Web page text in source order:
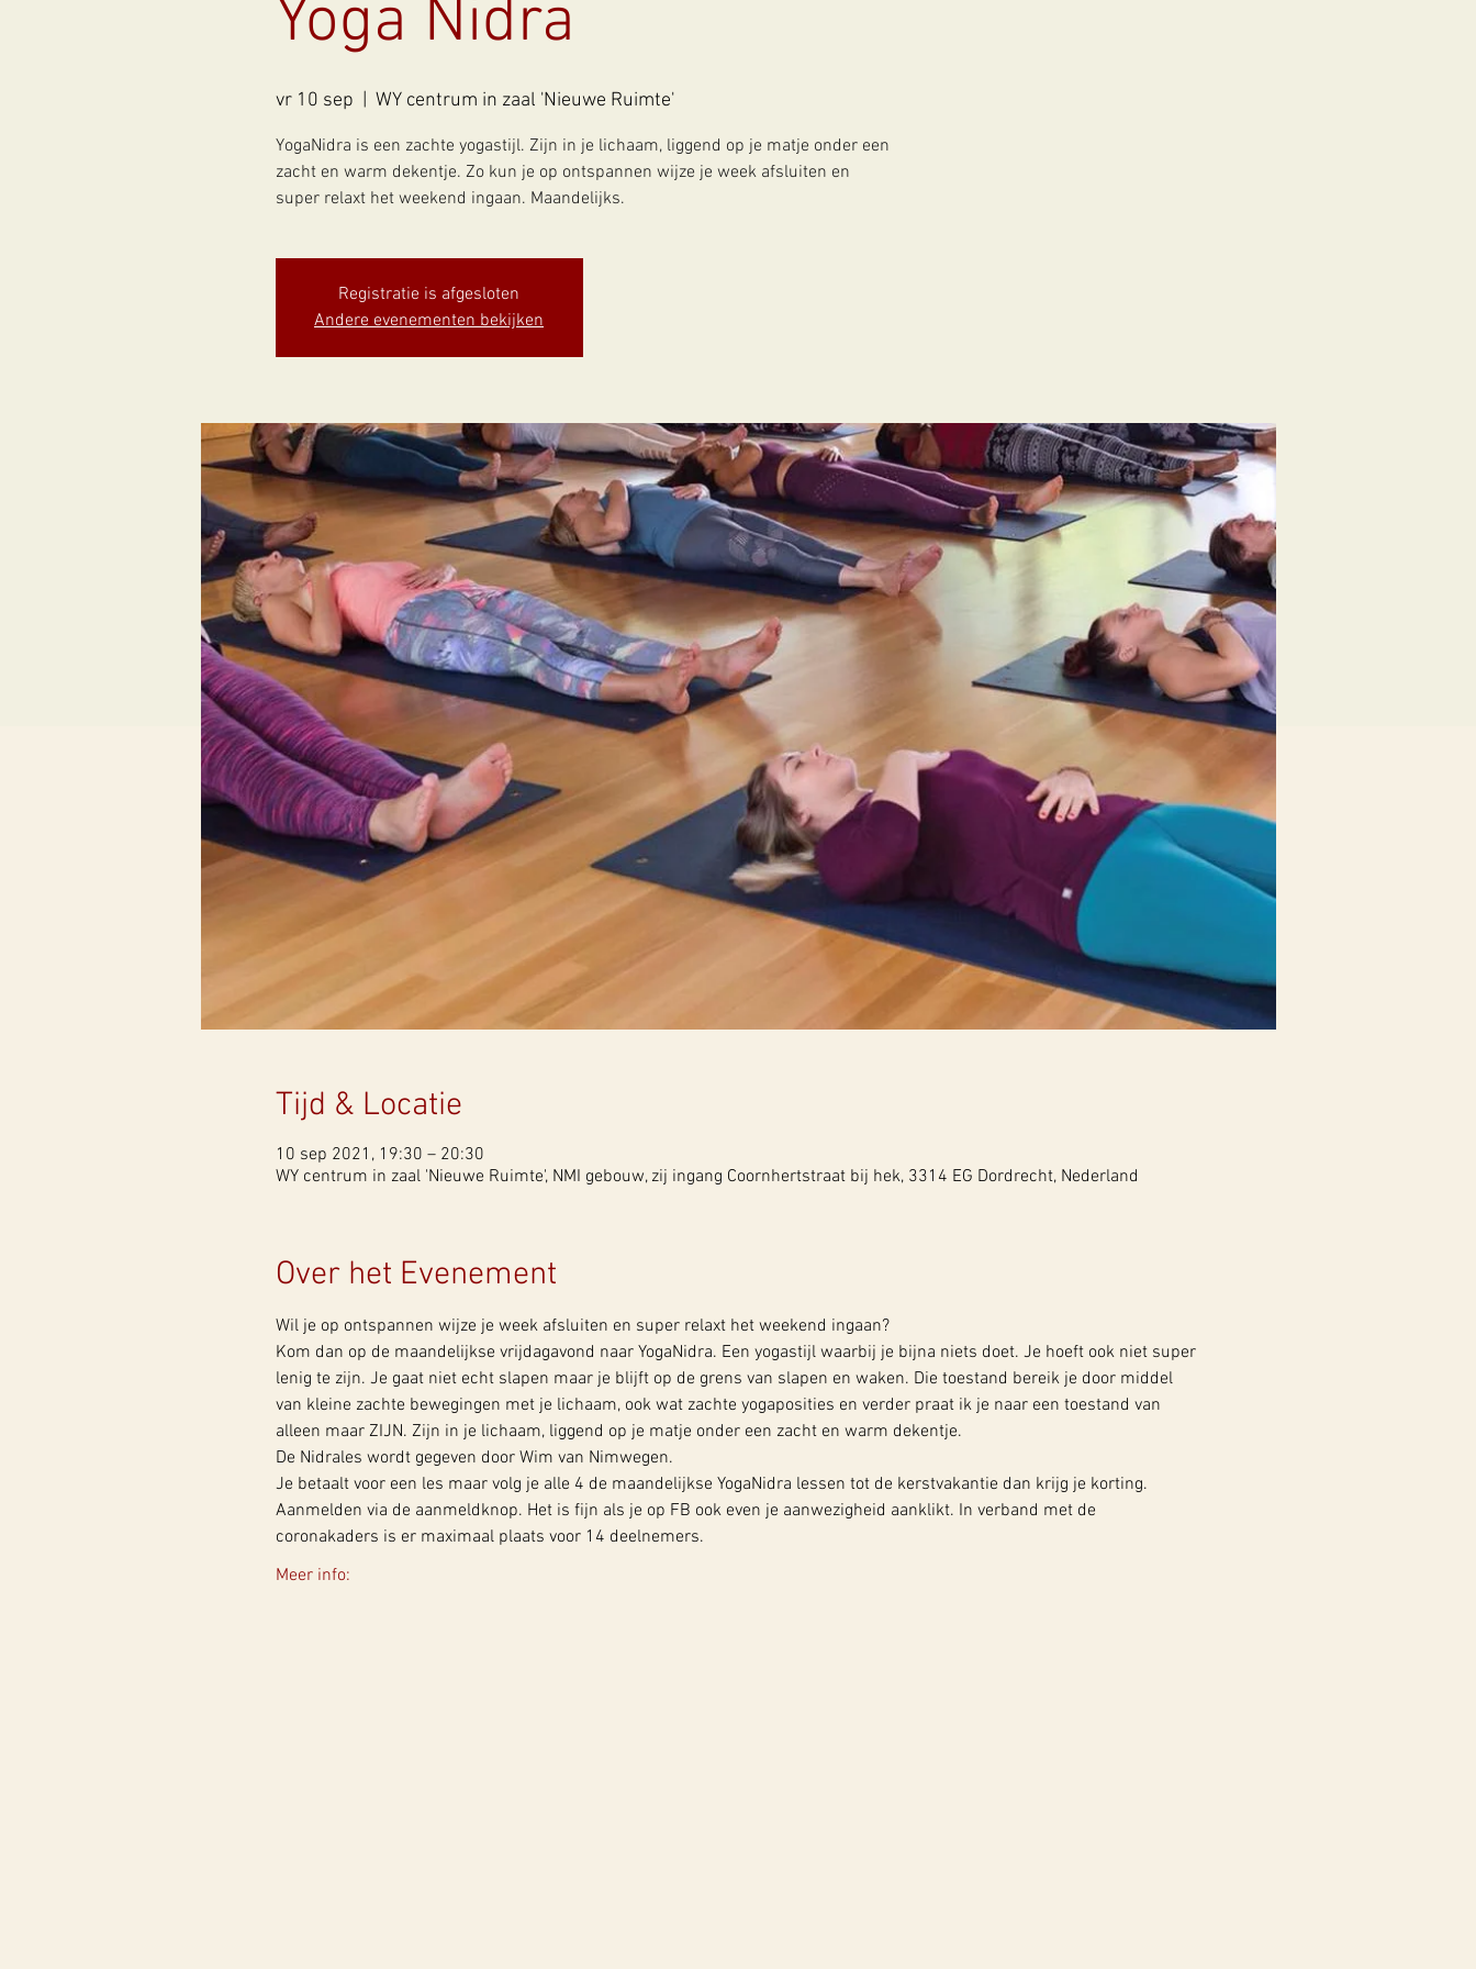
Yoga Nidra
vr 10 sep WY centrum in zaal 'Nieuwe Ruimte'
YogaNidra is een zachte yogastijl. Zijn in je lichaam, liggend op je matje onder een
zacht en warm dekentje. Zo kun je op ontspannen wijze je week afsluiten en
super relaxt het weekend ingaan. Maandelijks.
Registratie is afgesloten
Andere evenementen bekijken
Tijd & Locatie
10 sep 2021, 19:30 – 20:30
WY centrum in zaal 'Nieuwe Ruimte', NMI gebouw, zij ingang Coornhertstraat bij hek, 3314 EG Dordrecht, Nederland
Over het Evenement
Wil je op ontspannen wijze je week afsluiten en super relaxt het weekend ingaan?
Kom dan op de maandelijkse vrijdagavond naar YogaNidra. Een yogastijl waarbij je bijna niets doet. Je hoeft ook niet super
lenig te zijn. Je gaat niet echt slapen maar je blijft op de grens van slapen en waken. Die toestand bereik je door middel
van kleine zachte bewegingen met je lichaam, ook wat zachte yogaposities en verder praat ik je naar een toestand van
alleen maar ZIJN. Zijn in je lichaam, liggend op je matje onder een zacht en warm dekentje.
De Nidrales wordt gegeven door Wim van Nimwegen.
Je betaalt voor een les maar volg je alle 4 de maandelijkse YogaNidra lessen tot de kerstvakantie dan krijg je korting.
Aanmelden via de aanmeldknop. Het is fijn als je op FB ook even je aanwezigheid aanklikt. In verband met de
coronakaders is er maximaal plaats voor 14 deelnemers.
Meer info: